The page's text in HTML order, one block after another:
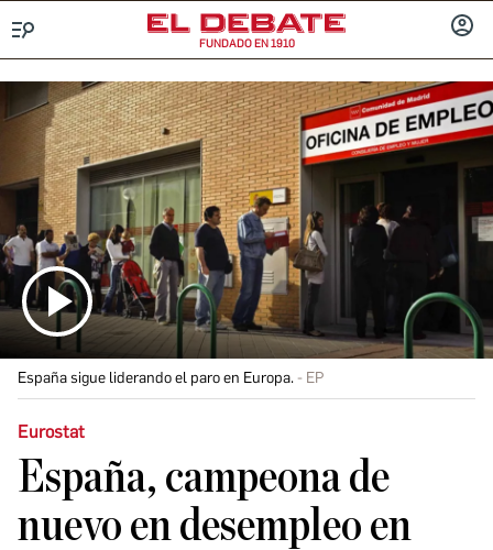
FUNDADO EN 1910
España sigue liderando el paro en Europa. EP
Eurostat
España, campeona de
nuevo en desempleo en